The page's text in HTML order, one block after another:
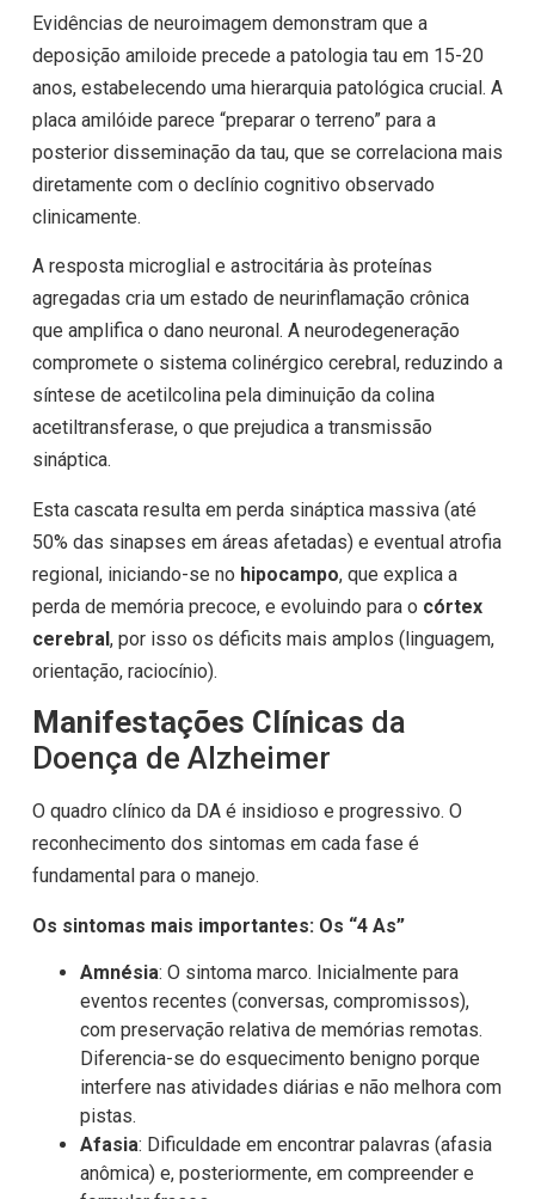
Evidências de neuroimagem demonstram que a
deposição amiloide precede a patologia tau em 15-20
anos, estabelecendo uma hierarquia patológica crucial. A
placa amilóide parece “preparar o terreno” para a
posterior disseminação da tau, que se correlaciona mais
diretamente com o declínio cognitivo observado
clinicamente.
A resposta microglial e astrocitária às proteínas
agregadas cria um estado de neurinflamação crônica
que amplifica o dano neuronal. A neurodegeneração
compromete o sistema colinérgico cerebral, reduzindo a
síntese de acetilcolina pela diminuição da colina
acetiltransferase, o que prejudica a transmissão
sináptica.
Esta cascata resulta em perda sináptica massiva (até
50% das sinapses em áreas afetadas) e eventual atrofia
regional, iniciando-se no hipocampo, que explica a
perda de memória precoce, e evoluindo para o córtex
cerebral, por isso os déficits mais amplos (linguagem,
orientação, raciocínio).
Manifestações Clínicas da
Doença de Alzheimer
O quadro clínico da DA é insidioso e progressivo. O
reconhecimento dos sintomas em cada fase é
fundamental para o manejo.
Os sintomas mais importantes: Os “4 As”
Amnésia: O sintoma marco. Inicialmente para
eventos recentes (conversas, compromissos),
com preservação relativa de memórias remotas.
Diferencia-se do esquecimento benigno porque
interfere nas atividades diárias e não melhora com
pistas.
Afasia: Dificuldade em encontrar palavras (afasia
anômica) e, posteriormente, em compreender e